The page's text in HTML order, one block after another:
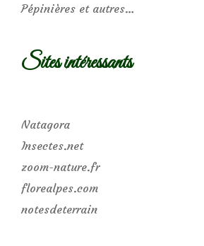
Pépinières et autres…
Sites intéressants
Natagora
Insectes.net
zoom-nature.fr
florealpes.com
notesdeterrain